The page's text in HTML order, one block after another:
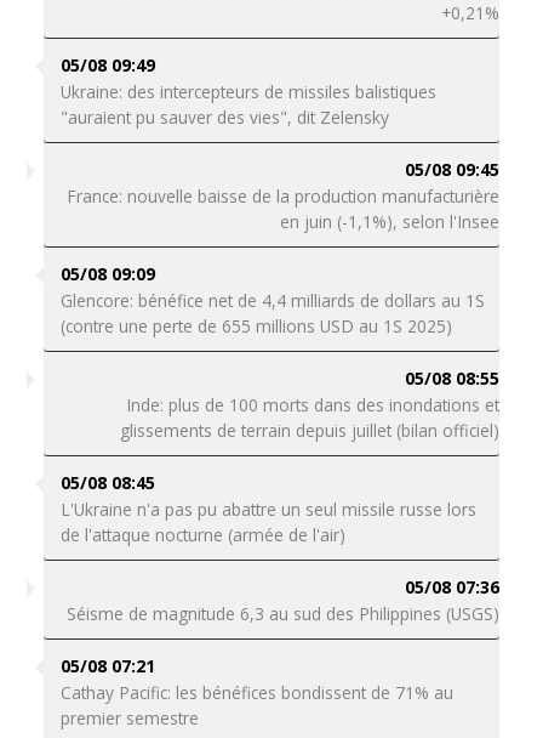
+0,21%
05/08 09:49
Ukraine: des intercepteurs de missiles balistiques
"auraient pu sauver des vies", dit Zelensky
05/08 09:45
France: nouvelle baisse de la production manufacturière
en juin (-1,1%), selon l'Insee
05/08 09:09
Glencore: bénéfice net de 4,4 milliards de dollars au 1S
(contre une perte de 655 millions USD au 1S 2025)
05/08 08:55
Inde: plus de 100 morts dans des inondations et
glissements de terrain depuis juillet (bilan officiel)
05/08 08:45
L'Ukraine n'a pas pu abattre un seul missile russe lors
de l'attaque nocturne (armée de l'air)
05/08 07:36
Séisme de magnitude 6,3 au sud des Philippines (USGS)
05/08 07:21
Cathay Pacific: les bénéfices bondissent de 71% au
premier semestre